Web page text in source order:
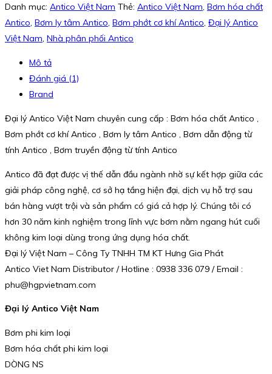
Danh mục: Antico Việt Nam Thẻ: Antico Việt Nam, Bơm hóa chất
Antico, Bơm ly tâm Antico, Bơm phớt cơ khí Antico, Đại lý Antico
Việt Nam, Nhà phân phối Antico
Mô tả
Đánh giá (1)
Brand
Đại lý Antico Việt Nam chuyên cung cấp : Bơm hóa chất Antico ,
Bơm phớt cơ khí Antico , Bơm ly tâm Antico , Bơm dẫn động từ
tính Antico , Bơm truyền động từ tính Antico
Antico đã đạt được vị thế dẫn đầu ngành nhờ sự kết hợp giữa các
giải pháp công nghệ, cơ sở hạ tầng hiện đại, dịch vụ hỗ trợ sau
bán hàng vượt trội và sản phẩm có giá cả hợp lý. Chúng tôi có
hơn 30 năm kinh nghiệm trong lĩnh vực bơm nằm ngang hút cuối
không kim loại dùng trong ứng dụng hóa chất.
Đại lý Việt Nam – Công Ty TNHH TM KT Hưng Gia Phát
Antico Viet Nam Distributor / Hotline : 0938 336 079 / Email :
phu@hgpvietnam.com
Đại lý Antico Việt Nam
Bơm phi kim loại
Bơm hóa chất phi kim loại
DÒNG NS